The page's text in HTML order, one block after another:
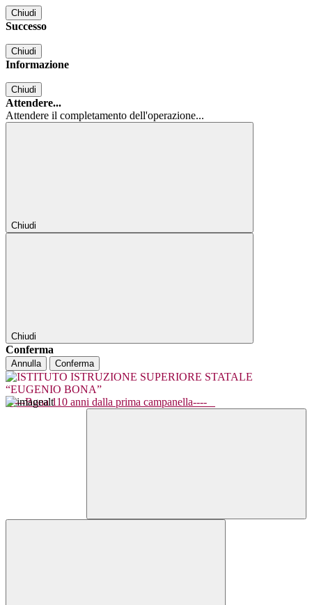
Chiudi
Successo
Chiudi
Informazione
Chiudi
Attendere...
Attendere il completamento dell'operazione...
Chiudi
Chiudi
Conferma
Annulla Conferma
----Bona 110 anni dalla prima campanella----